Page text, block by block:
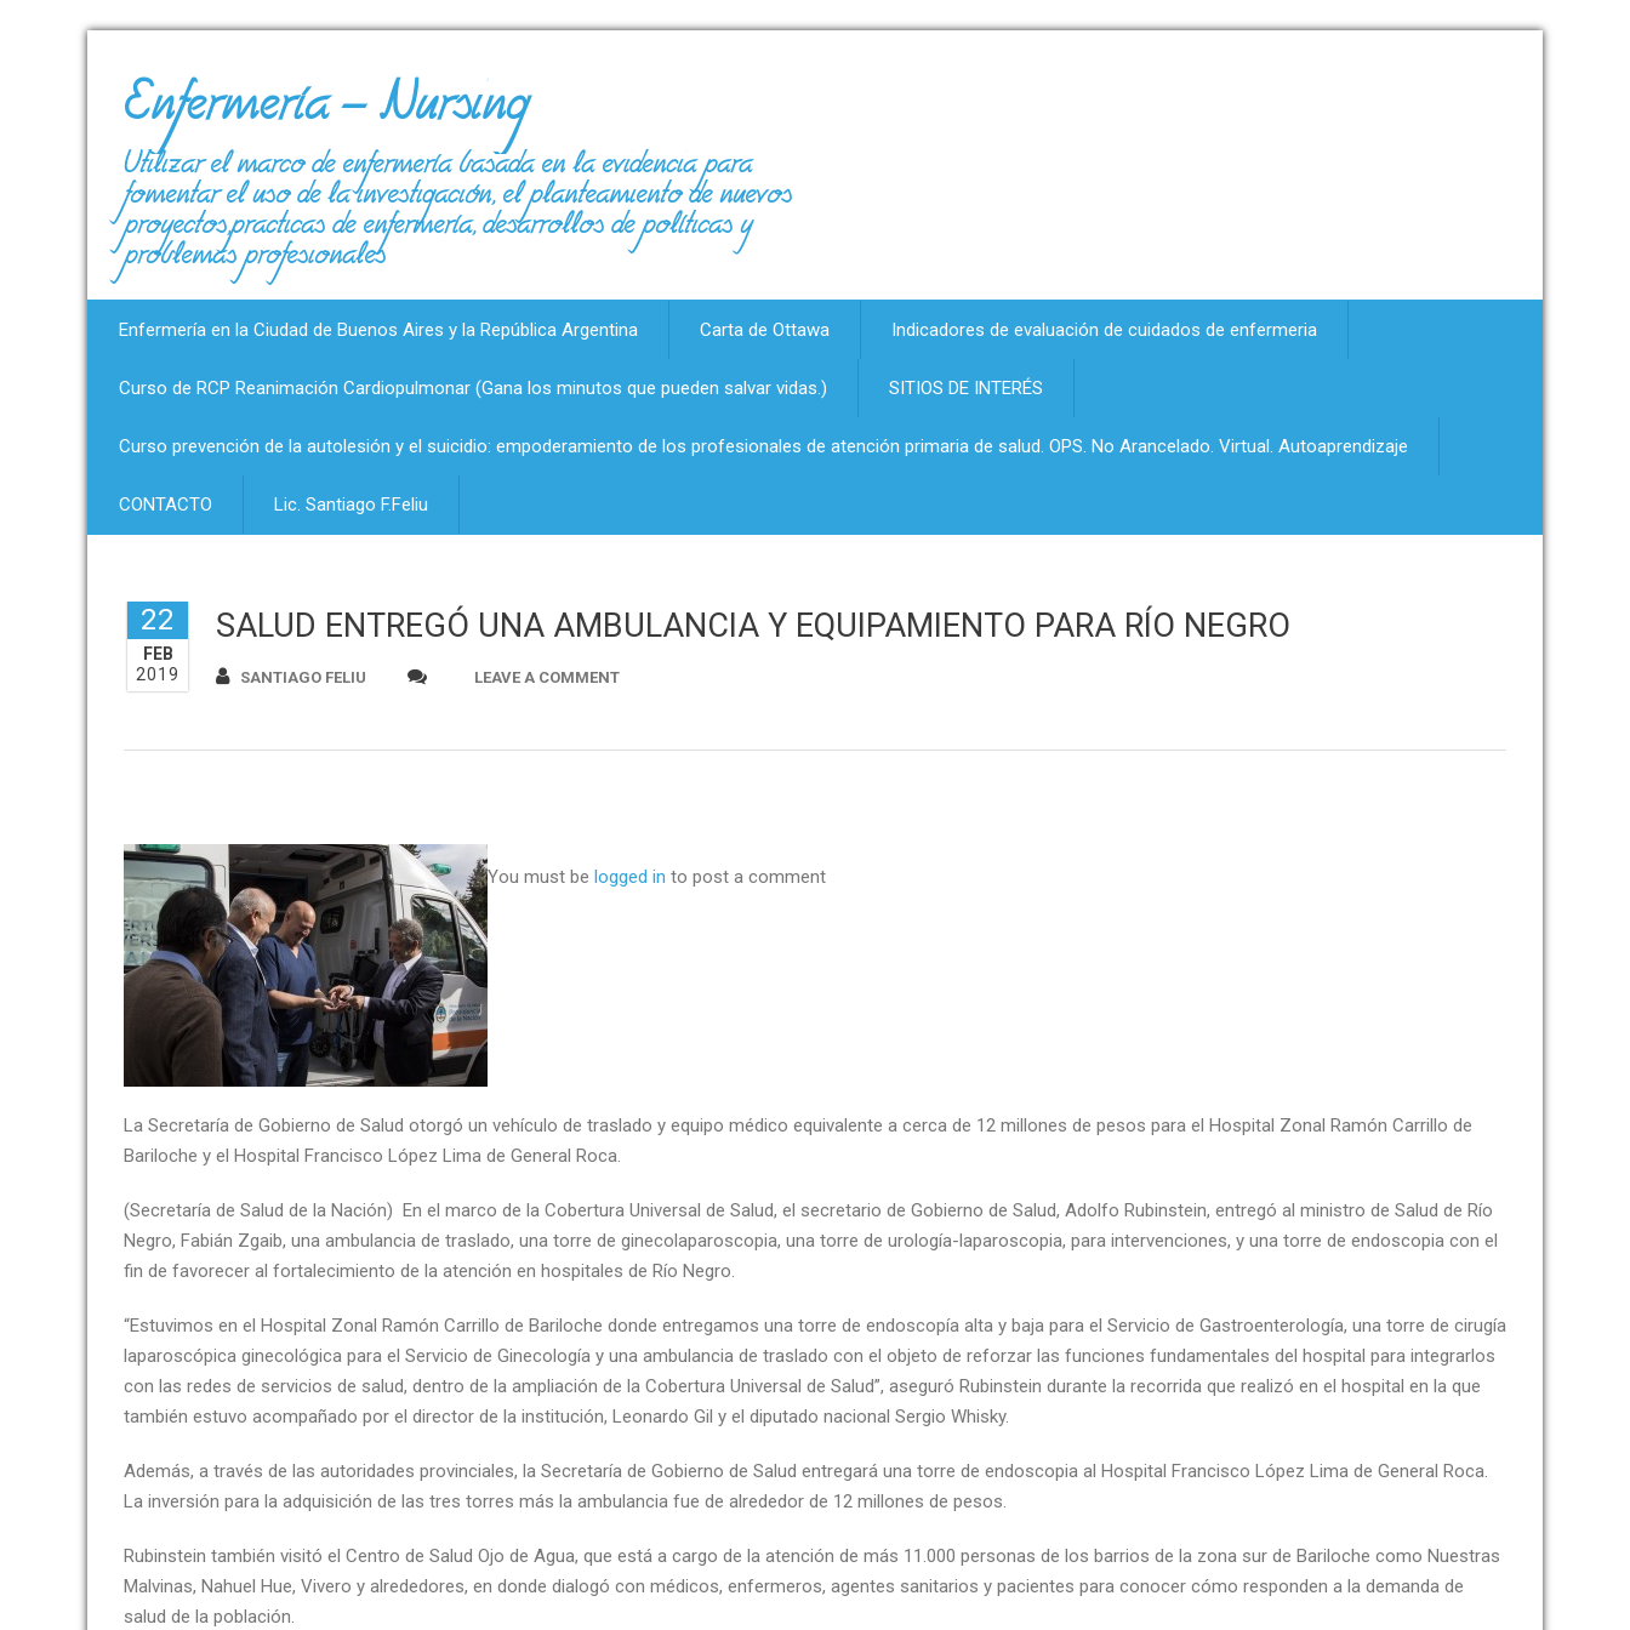
Enfermería – Nursing
Utilizar el marco de enfermería basada en la evidencia para
fomentar el uso de la investigación, el planteamiento de nuevos
proyectos,prácticas de enfermería, desarrollos de políticas y
problemas profesionales
Enfermería en la Ciudad de Buenos Aires y la República Argentina Carta de Ottawa Indicadores de evaluación de cuidados de enfermeria
Curso de RCP Reanimación Cardiopulmonar (Gana los minutos que pueden salvar vidas.) SITIOS DE INTERÉS
Curso prevención de la autolesión y el suicidio: empoderamiento de los profesionales de atención primaria de salud. OPS. No Arancelado. Virtual. Autoaprendizaje
CONTACTO Lic. Santiago F.Feliu
22
FEB
2019
SALUD ENTREGÓ UNA AMBULANCIA Y EQUIPAMIENTO PARA RÍO NEGRO
SANTIAGO FELIU LEAVE A COMMENT
La Secretaría de Gobierno de Salud otorgó un vehículo de traslado y equipo médico equivalente a cerca de 12 millones de pesos para el Hospital Zonal Ramón Carrillo de
Bariloche y el Hospital Francisco López Lima de General Roca.
(Secretaría de Salud de la Nación) En el marco de la Cobertura Universal de Salud, el secretario de Gobierno de Salud, Adolfo Rubinstein, entregó al ministro de Salud de Río
Negro, Fabián Zgaib, una ambulancia de traslado, una torre de ginecolaparoscopia, una torre de urología-laparoscopia, para intervenciones, y una torre de endoscopia con el
fin de favorecer al fortalecimiento de la atención en hospitales de Río Negro.
“Estuvimos en el Hospital Zonal Ramón Carrillo de Bariloche donde entregamos una torre de endoscopía alta y baja para el Servicio de Gastroenterología, una torre de cirugía
laparoscópica ginecológica para el Servicio de Ginecología y una ambulancia de traslado con el objeto de reforzar las funciones fundamentales del hospital para integrarlos
con las redes de servicios de salud, dentro de la ampliación de la Cobertura Universal de Salud”, aseguró Rubinstein durante la recorrida que realizó en el hospital en la que
también estuvo acompañado por el director de la institución, Leonardo Gil y el diputado nacional Sergio Whisky.
Además, a través de las autoridades provinciales, la Secretaría de Gobierno de Salud entregará una torre de endoscopia al Hospital Francisco López Lima de General Roca.
La inversión para la adquisición de las tres torres más la ambulancia fue de alrededor de 12 millones de pesos.
Rubinstein también visitó el Centro de Salud Ojo de Agua, que está a cargo de la atención de más 11.000 personas de los barrios de la zona sur de Bariloche como Nuestras
Malvinas, Nahuel Hue, Vivero y alrededores, en donde dialogó con médicos, enfermeros, agentes sanitarios y pacientes para conocer cómo responden a la demanda de
salud de la población.
You must be logged in to post a comment